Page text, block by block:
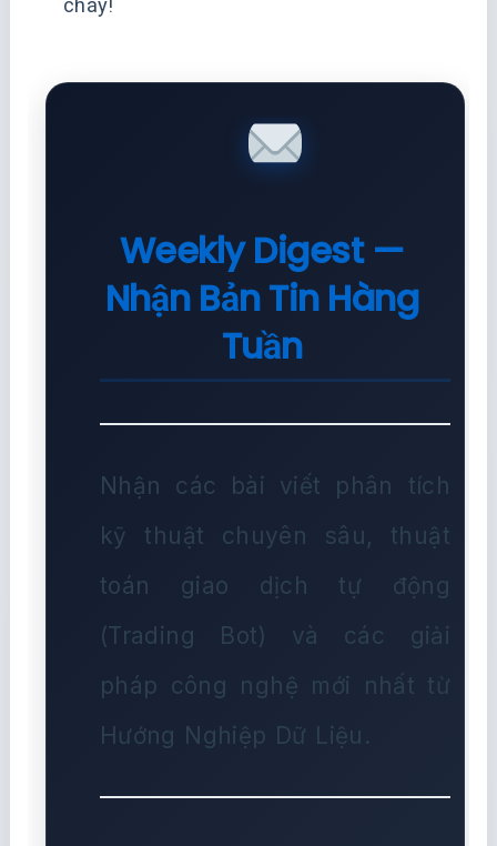
cháy!
Weekly Digest —
Nhận Bản Tin Hàng
Tuần
Nhận các bài viết phân tích
kỹ thuật chuyên sâu, thuật
toán giao dịch tự động
(Trading Bot) và các giải
pháp công nghệ mới nhất từ
Hướng Nghiệp Dữ Liệu.